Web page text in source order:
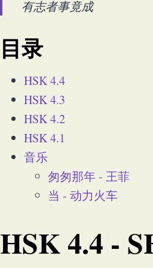
有志者事竟成
目录
HSK 4.4
HSK 4.3
HSK 4.2
HSK 4.1
音乐
匆匆那年 - 王菲
当 - 动力火车
HSK 4.4 -